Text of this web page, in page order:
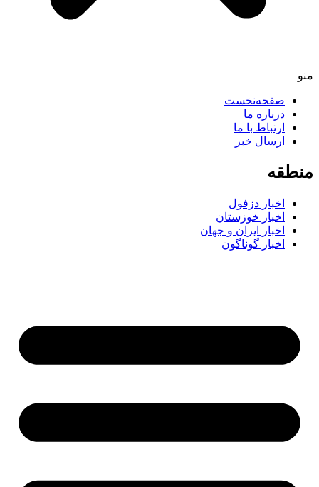
منو
صفحه‌نخست
درباره ما
ارتباط با ما
ارسال خبر
منطقه
اخبار دزفول
اخبار خوزستان
اخبار ایران و جهان
اخبار گوناگون